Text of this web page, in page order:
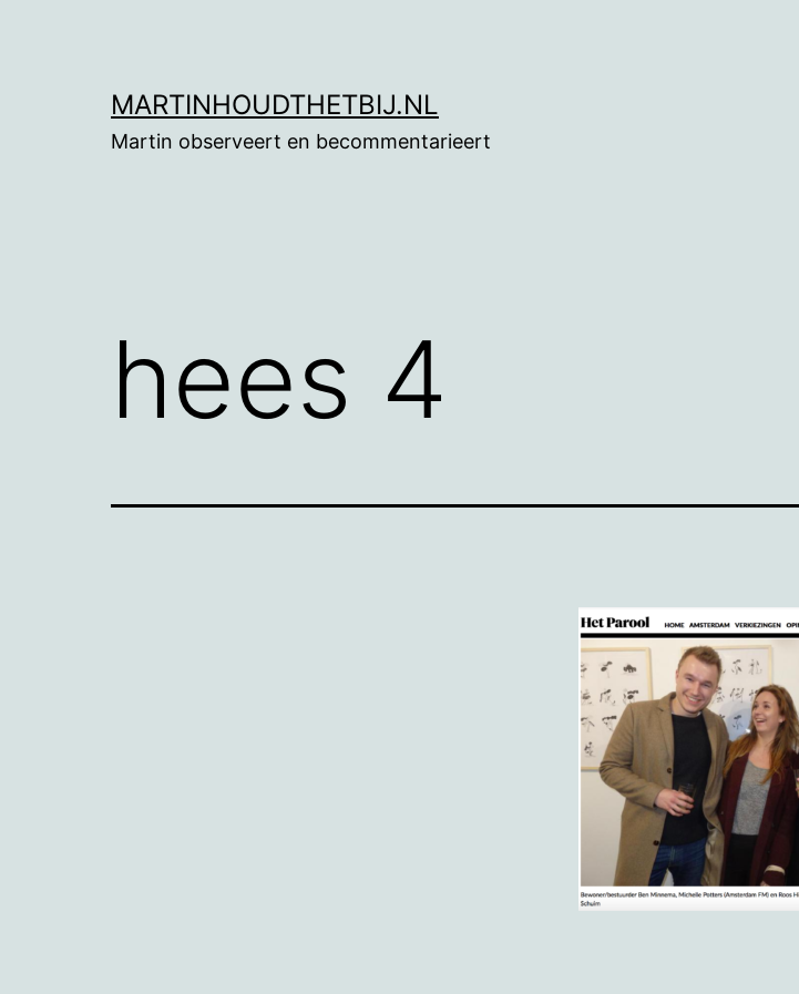
MARTINHOUDTHETBIJ.NL
Martin observeert en becommentarieert
hees 4